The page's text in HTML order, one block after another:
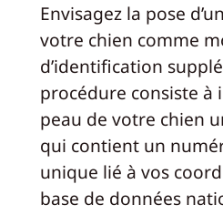
Envisagez la pose
votre chien comme
d’identification
procédure consiste à
peau de votre chien
qui contient un
unique lié à vos
base de données